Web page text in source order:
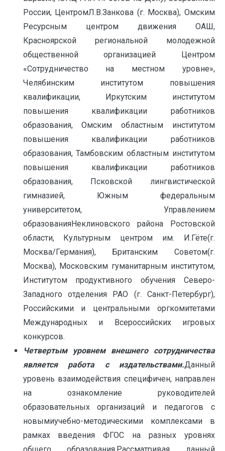
России, ЦентромЛ.В.Занкова (г. Москва), Омским
Ресурсным центром движения ОАШ,
Красноярской региональной молодежной
общественной организацией Центром
«Сотрудничество на местном уровне»,
Челябинским институтом повышения
квалификации, Иркутским институтом
повышения квалификации работников
образования, Омским областным институтом
повышения квалификации работников
образования, Тамбовским областным институтом
повышения квалификации работников
образования, Псковской лингвистической
гимназией, Южным федеральным
университетом, Управлением
образованияНеклиновского района Ростовской
области, Культурным центром им. И.Гёте(г.
Москва/Германия), Британским Сoветом(г.
Москва), Московским гуманитарным институтом,
Институтом продуктивного обучения Северо-
Западного отделения РАО (г. Санкт-Петербург),
Российскими и центральными оргкомитетами
Международных и Всероссийских игровых
конкурсов.
Четвертым уровнем внешнего сотрудничества
является работа с издательствами.Данный
уровень взаимодействия специфичен, направлен
на ознакомление руководителей
образовательных организаций и педагогов с
новымиучебно-методическими комплексами в
рамках введения ФГОС на разных уровнях